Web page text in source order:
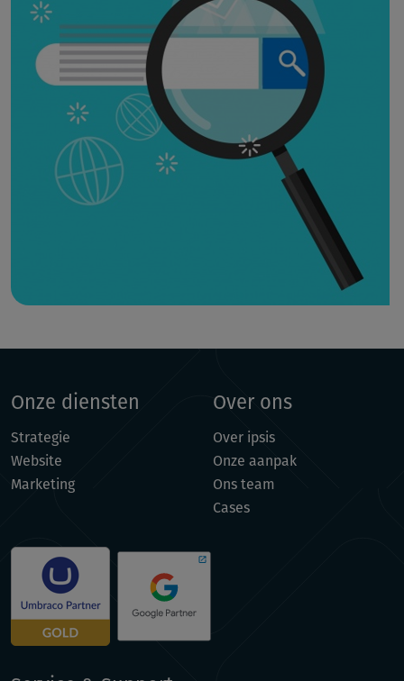
Onze diensten
Strategie
Website
Marketing
Over ons
Over ipsis
Onze aanpak
Ons team
Cases